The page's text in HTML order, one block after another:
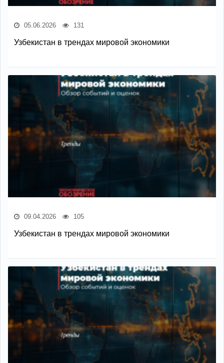
05.06.2026 131
Узбекистан в трендах мировой экономики
09.04.2026 105
Узбекистан в трендах мировой экономики